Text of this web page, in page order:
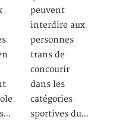
peuvent
interdire aux
personnes
trans de
concourir
dans les
catégories
sportives du…